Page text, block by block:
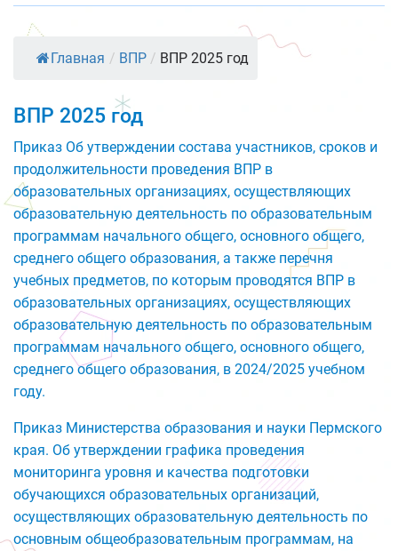
Главная / ВПР / ВПР 2025 год
ВПР 2025 год
Приказ Об утверждении состава участников, сроков и
продолжительности проведения ВПР в
образовательных организациях, осуществляющих
образовательную деятельность по образовательным
программам начального общего, основного общего,
среднего общего образования, а также перечня
учебных предметов, по которым проводятся ВПР в
образовательных организациях, осуществляющих
образовательную деятельность по образовательным
программам начального общего, основного общего,
среднего общего образования, в 2024/2025 учебном
году.
Приказ Министерства образования и науки Пермского
края. Об утверждении графика проведения
мониторинга уровня и качества подготовки
обучающихся образовательных организаций,
осуществляющих образовательную деятельность по
основным общеобразовательным программам, на